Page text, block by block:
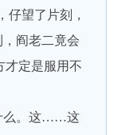
望了片刻，
阎老二竟会
才定是服用不
么。这……这